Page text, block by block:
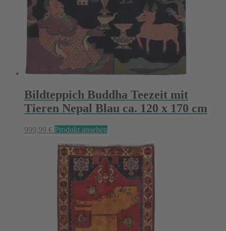
Bildteppich Buddha Teezeit mit
Tieren Nepal Blau ca. 120 x 170 cm
999,99 € Produkt ansehen